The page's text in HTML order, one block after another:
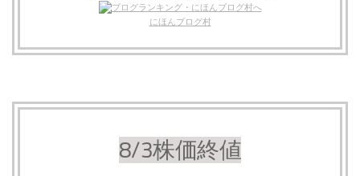
にほんブログ村
8/3株価終値